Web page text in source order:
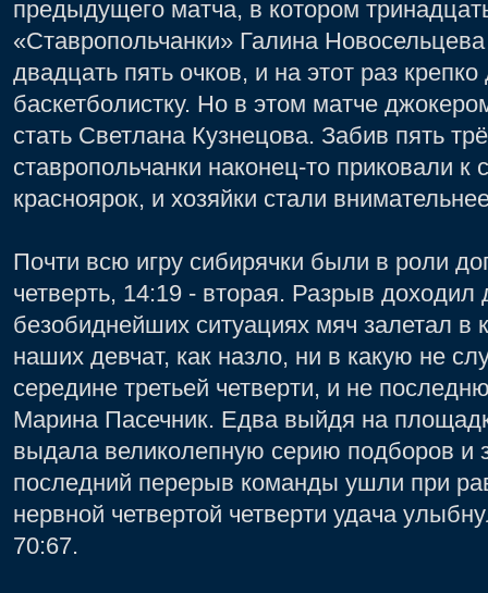
предыдущего матча, в котором
«Ставропольчанки» Галина
двадцать пять очков, и на этот раз
баскетболистку. Но в этом матче
стать Светлана Кузнецова. Забив пять
ставропольчанки наконец-то приковали
красноярок, и хозяйки стали
Почти всю игру сибирячки были в роли
четверть, 14:19 - вторая. Разрыв доходил
безобиднейших ситуациях мяч залетал в
наших девчат, как назло, ни в какую не
середине третьей четверти, и не
Марина Пасечник. Едва выйдя на
выдала великолепную серию подборов и
последний перерыв команды ушли при
нервной четвертой четверти удача
70:67.